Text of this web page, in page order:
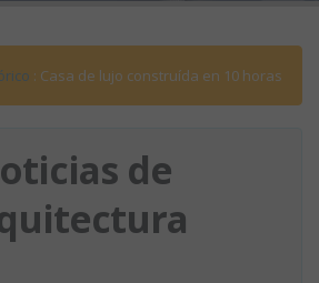
: Casa de lujo construída en 10 horas
de